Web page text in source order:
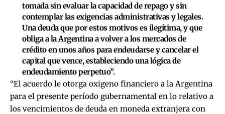
tomada sin evaluar la capacidad de repago y sin
contemplar las exigencias administrativas y legales.
Una deuda que por estos motivos es ilegítima, y que
obliga a la Argentina a volver a los mercados de
crédito en unos años para endeudarse y cancelar el
capital que vence, estableciendo una lógica de
endeudamiento perpetuo”.
“El acuerdo le otorga oxigeno financiero a la Argentina
para el presente período gubernamental en lo relativo a
los vencimientos de deuda en moneda extranjera con